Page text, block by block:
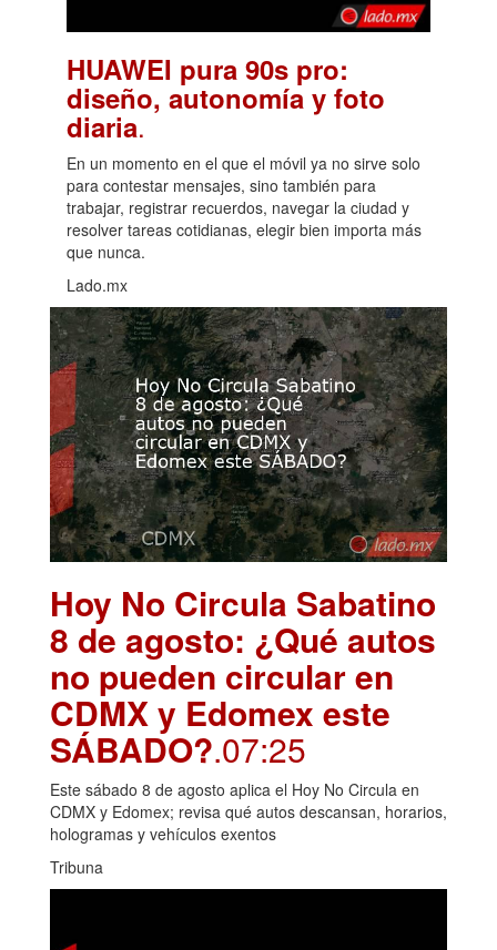
HUAWEI pura 90s pro:
diseño, autonomía y foto
diaria.
En un momento en el que el móvil ya no sirve solo
para contestar mensajes, sino también para
trabajar, registrar recuerdos, navegar la ciudad y
resolver tareas cotidianas, elegir bien importa más
que nunca.
Lado.mx
Hoy No Circula Sabatino
8 de agosto: ¿Qué autos
no pueden circular en
CDMX y Edomex este
SÁBADO?.07:25
Este sábado 8 de agosto aplica el Hoy No Circula en
CDMX y Edomex; revisa qué autos descansan, horarios,
hologramas y vehículos exentos
Tribuna